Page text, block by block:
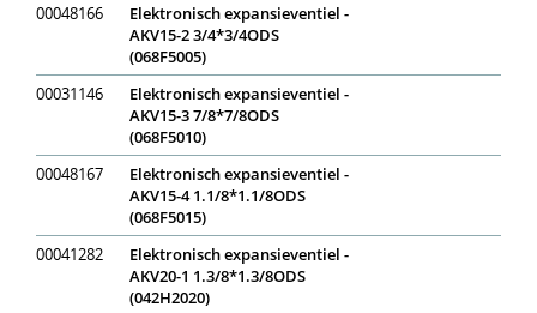
00048166
Elektronisch expansieventiel -
AKV15-2 3/4*3/4ODS
(068F5005)
00031146
Elektronisch expansieventiel -
AKV15-3 7/8*7/8ODS
(068F5010)
00048167
Elektronisch expansieventiel -
AKV15-4 1.1/8*1.1/8ODS
(068F5015)
00041282
Elektronisch expansieventiel -
AKV20-1 1.3/8*1.3/8ODS
(042H2020)